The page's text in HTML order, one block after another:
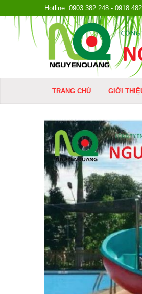
Hotline: 0903 382 248 - 0918
TRANG CHỦ GIỚI